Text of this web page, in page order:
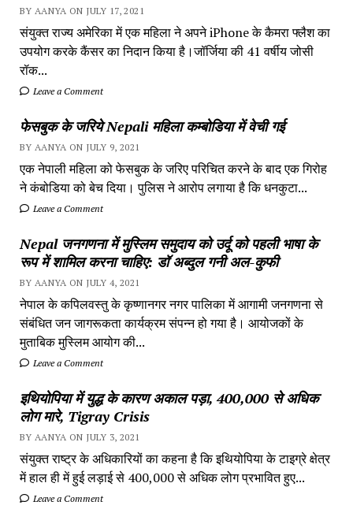
BY AANYA ON JULY 17, 2021
संयुक्त राज्य अमेरिका में एक महिला ने अपने iPhone के कैमरा फ्लैश का
उपयोग करके कैंसर का निदान किया है।जॉर्जिया की 41 वर्षीय जोसी
रॉक...
Leave a Comment
फेसबुक के जरिये Nepali महिला कम्बोडिया में वेची गई
BY AANYA ON JULY 9, 2021
एक नेपाली महिला को फेसबुक के जरिए परिचित करने के बाद एक गिरोह
ने कंबोडिया को बेच दिया। पुलिस ने आरोप लगाया है कि धनकुटा...
Leave a Comment
Nepal जनगणना में मुस्लिम समुदाय को उर्दू को पहली भाषा के
रूप में शामिल करना चाहिए: डॉ अब्दुल गनी अल-कुफी
BY AANYA ON JULY 4, 2021
नेपाल के कपिलवस्तु के कृष्णानगर नगर पालिका में आगामी जनगणना से
संबंधित जन जागरूकता कार्यक्रम संपन्न हो गया है। आयोजकों के
मुताबिक मुस्लिम आयोग की...
Leave a Comment
इथियोपिया में युद्ध के कारण अकाल पड़ा, 400,000 से अधिक
लोग मारे, Tigray Crisis
BY AANYA ON JULY 3, 2021
संयुक्त राष्ट्र के अधिकारियों का कहना है कि इथियोपिया के टाइग्रे क्षेत्र
में हाल ही में हुई लड़ाई से 400,000 से अधिक लोग प्रभावित हुए...
Leave a Comment